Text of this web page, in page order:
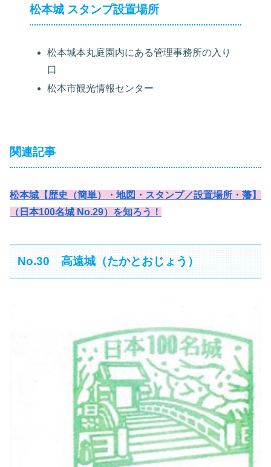
松本城 スタンプ設置場所
松本城本丸庭園内にある管理事務所の入り
口
松本市観光情報センター
関連記事
松本城【歴史（簡単）・地図・スタンプ／設置場所・藩】
（日本100名城 No.29）を知ろう！
No.30 高遠城（たかとおじょう）